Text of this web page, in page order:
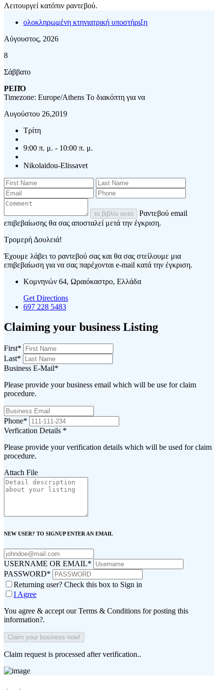
Λειτουργεί κατόπιν ραντεβού.
ολοκληρωμένη κτηνιατρική υποστήριξη
Αύγουστος, 2026
8
Σάββατο
ΡΕΠΌ
Timezone: Europe/Athens Το διακόπτη για να
Αυγούστου 26,2019
Τρίτη
9:00 π. μ. - 10:00 π. μ.
Nikolaidou-Elissavet
το βιβλίο αυτό
Ραντεβού email
επιβεβαίωσης θα σας αποσταλεί μετά την έγκριση.
Τρομερή Δουλειά!
Έχουμε λάβει το ραντεβού σας και θα σας στείλουμε μια
επιβεβαίωση για να σας παρέχονται e-mail κατά την έγκριση.
Κομνηνών 64, Ωραιόκαστρο, Ελλάδα
Get Directions
697 228 5483
Claiming your business Listing
First*
Last*
Business E-Mail*
Please provide your business email which will be use for claim
procedure.
Phone*
Verfication Details *
Please provide your verification details which will be used for claim
procedure.
Attach File
NEW USER? TO SIGNUP ENTER AN EMAIL
USERNAME OR EMAIL*
PASSWORD*
Returning user? Check this box to Sign in
I Agree
You agree & accept our Terms & Conditions for posting this
information?.
Claim request is processed after verification..